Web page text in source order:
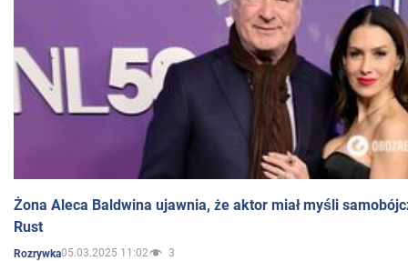
Żona Aleca Baldwina ujawnia, że aktor miał myśli
Rust
Rozrywka05.03.2025 11:02 3